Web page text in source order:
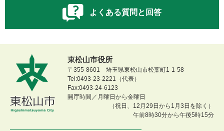
よくある質問と回答
東松山市役所
〒355-8601 埼玉県東松山市松葉町1-1-58
Tel:0493-23-2221（代表）
Fax:0493-24-6123
開庁時間／月曜日から金曜日
（祝日、12月29日から1月3日を除く）
午前8時30分から午後5時15分